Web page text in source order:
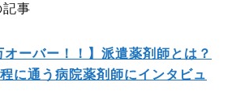
記事
オーバー！！】派遣薬剤師とは？
に通う病院薬剤師にインタビュ